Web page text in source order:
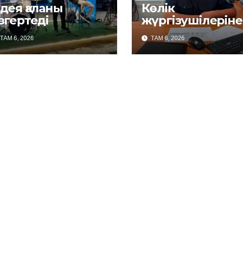
қаланы
ТАМ 6, 2026
Көлік
жүргізушілеріне
талап күшейеді
ТАМ 6, 2026